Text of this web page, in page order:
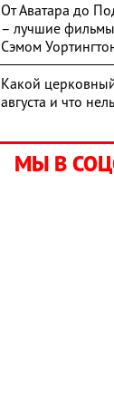
От Аватара до
– лучшие
Сэмом
Какой
августа и что
МЫ В